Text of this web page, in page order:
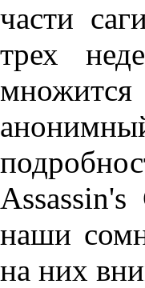
части
трех
наши
на них